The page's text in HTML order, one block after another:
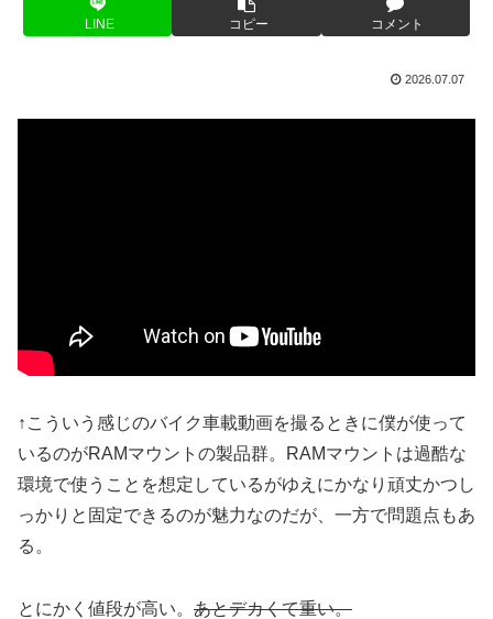
LINE コピー コメント
2026.07.07
↑こういう感じのバイク車載動画を撮るときに僕が使って
いるのがRAMマウントの製品群。RAMマウントは過酷な
環境で使うことを想定しているがゆえにかなり頑丈かつし
っかりと固定できるのが魅力なのだが、一方で問題点もあ
る。
とにかく値段が高い。 あとデカくて重い。